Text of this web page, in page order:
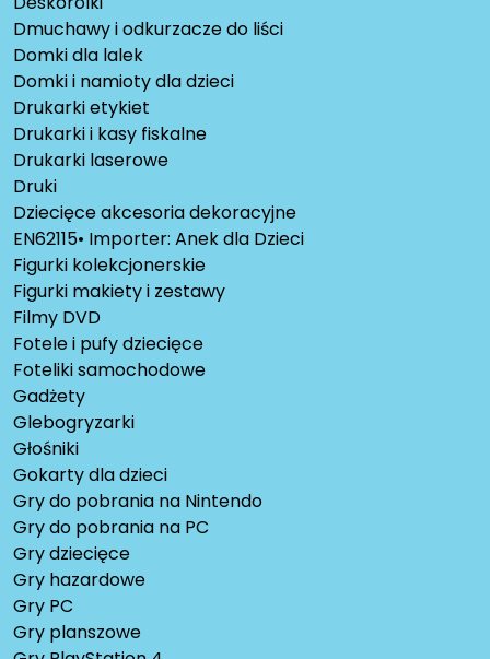
Dmuchawy i odkurzacze do liści
Domki dla lalek
Domki i namioty dla dzieci
Drukarki etykiet
Drukarki i kasy fiskalne
Drukarki laserowe
Druki
Dziecięce akcesoria dekoracyjne
EN62115• Importer: Anek dla Dzieci
Figurki kolekcjonerskie
Figurki makiety i zestawy
Filmy DVD
Fotele i pufy dziecięce
Foteliki samochodowe
Gadżety
Glebogryzarki
Głośniki
Gokarty dla dzieci
Gry do pobrania na Nintendo
Gry do pobrania na PC
Gry dziecięce
Gry hazardowe
Gry PC
Gry planszowe